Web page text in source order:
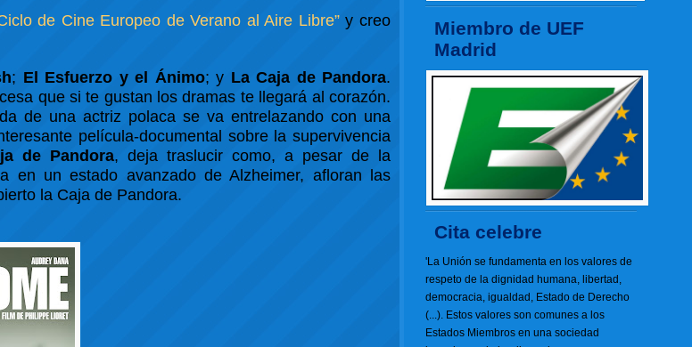
Miembro de UEF
Madrid
Cita celebre
'La Unión se fundamenta en los valores de
respeto de la dignidad humana, libertad,
democracia, igualdad, Estado de Derecho
(...). Estos valores son comunes a los
Estados Miembros en una sociedad
de Cine Europeo de Verano al Aire Libre”y creo
; El Esfuerzo y el Ánimo; y La Caja de Pandora.
que si te gustan los dramas te llegará al corazón.
de una actriz polaca se va entrelazando con una
película-documental sobre la supervivencia
de Pandora, deja traslucir como, a pesar de la
en un estado avanzado de Alzheimer, afloran las
la Caja de Pandora.